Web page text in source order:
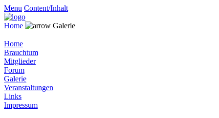
Menu Content/Inhalt
Home Galerie
Home
Brauchtum
Mitglieder
Forum
Galerie
Veranstaltungen
Links
Impressum